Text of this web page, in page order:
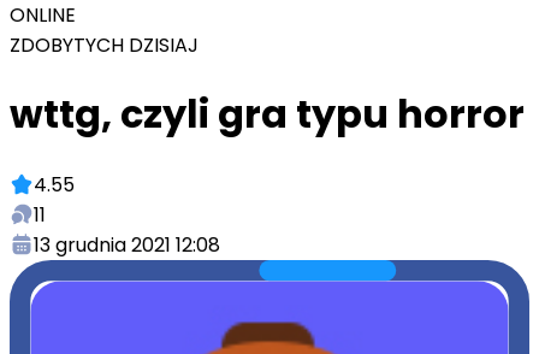
ONLINE
ZDOBYTYCH DZISIAJ
wttg, czyli gra typu horror
4.55
11
13 grudnia 2021 12:08